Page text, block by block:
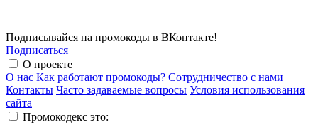
Подписывайся на промокоды в ВКонтакте!
Подписаться
О проекте
О нас Как работают промокоды? Сотрудничество с нами
Контакты Часто задаваемые вопросы Условия использования
сайта
Промокодекс это: